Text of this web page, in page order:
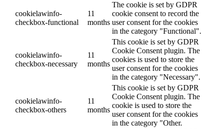
cookielawinfo-
checkbox-functional
11
months
The cookie is set by GDPR
cookie consent to record the
user consent for the cookies
in the category "Functional".
cookielawinfo-
checkbox-necessary
11
months
This cookie is set by GDPR
Cookie Consent plugin. The
cookies is used to store the
user consent for the cookies
in the category "Necessary".
cookielawinfo-
checkbox-others
11
months
This cookie is set by GDPR
Cookie Consent plugin. The
cookie is used to store the
user consent for the cookies
in the category "Other.